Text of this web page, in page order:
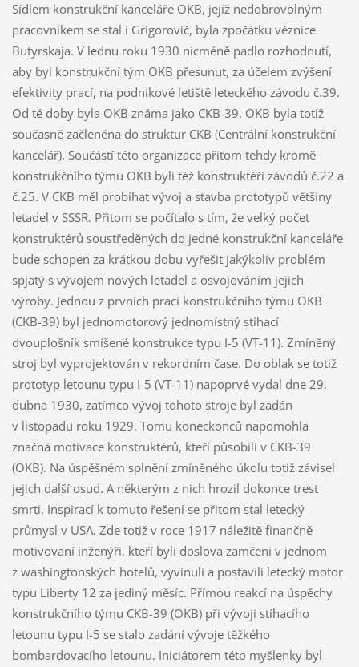
Sídlem konstrukční kanceláře OKB, jejíž nedobrovolným
pracovníkem se stal i Grigorovič, byla zpočátku věznice
Butyrskaja. V lednu roku 1930 nicméně padlo rozhodnutí,
aby byl konstrukční tým OKB přesunut, za účelem zvýšení
efektivity prací, na podnikové letiště leteckého závodu č.39.
Od té doby byla OKB známa jako CKB-39. OKB byla totiž
současně začleněna do struktur CKB (Centrální konstrukční
kancelář). Součástí této organizace přitom tehdy kromě
konstrukčního týmu OKB byli též konstruktéři závodů č.22 a
č.25. V CKB měl probíhat vývoj a stavba prototypů většiny
letadel v SSSR. Přitom se počítalo s tím, že velký počet
konstruktérů soustředěných do jedné konstrukční kanceláře
bude schopen za krátkou dobu vyřešit jakýkoliv problém
spjatý s vývojem nových letadel a osvojováním jejich
výroby. Jednou z prvních prací konstrukčního týmu OKB
(CKB-39) byl jednomotorový jednomístný stíhací
dvouplošník smíšené konstrukce typu I-5 (VT-11). Zmíněný
stroj byl vyprojektován v rekordním čase. Do oblak se totiž
prototyp letounu typu I-5 (VT-11) napoprvé vydal dne 29.
dubna 1930, zatímco vývoj tohoto stroje byl zadán
v listopadu roku 1929. Tomu koneckonců napomohla
značná motivace konstruktérů, kteří působili v CKB-39
(OKB). Na úspěšném splnění zmíněného úkolu totiž závisel
jejich další osud. A některým z nich hrozil dokonce trest
smrti. Inspirací k tomuto řešení se přitom stal letecký
průmysl v USA. Zde totiž v roce 1917 náležitě finančně
motivovaní inženýři, kteří byli doslova zamčeni v jednom
z washingtonských hotelů, vyvinuli a postavili letecký motor
typu Liberty 12 za jediný měsíc. Přímou reakcí na úspěchy
konstrukčního týmu CKB-39 (OKB) při vývoji stíhacího
letounu typu I-5 se stalo zadání vývoje těžkého
bombardovacího letounu. Iniciátorem této myšlenky byl